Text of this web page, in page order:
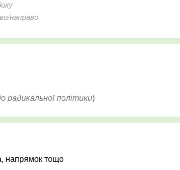
направо
радикальної політики)
напрямок тощо